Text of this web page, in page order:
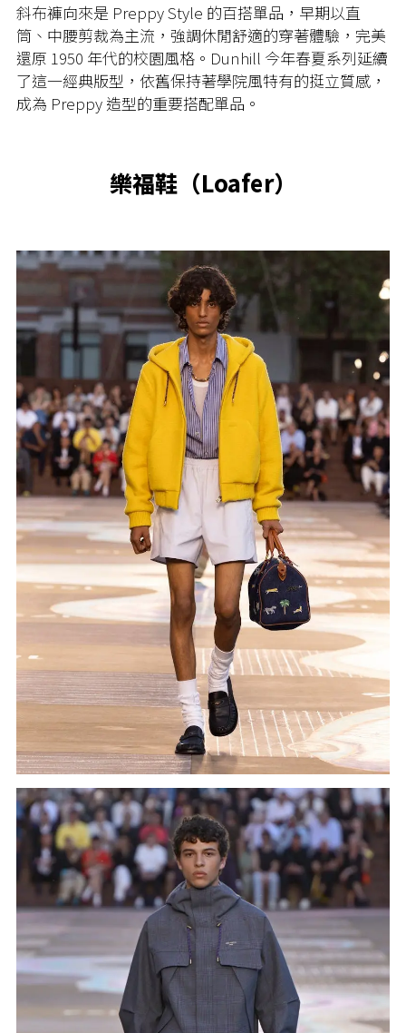
斜布褲向來是 Preppy Style 的百搭單品，早期以直
筒、中腰剪裁為主流，強調休閒舒適的穿著體驗，完美
還原 1950 年代的校園風格。Dunhill 今年春夏系列延續
了這一經典版型，依舊保持著學院風特有的挺立質感，
成為 Preppy 造型的重要搭配單品。
樂福鞋（Loafer）​